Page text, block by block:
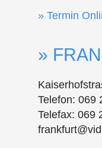
Termin
Telefon: 069
Telefax: 069